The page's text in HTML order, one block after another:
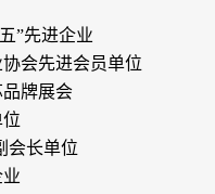
”先进企业
会先进会员单位
牌展会
会长单位